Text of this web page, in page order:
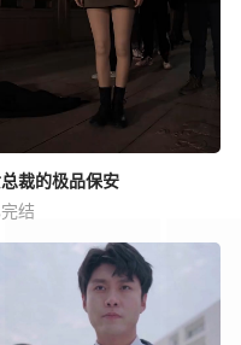
裁的极品保安
结